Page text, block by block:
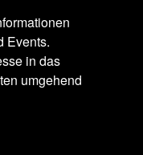
Events.
in das
umgehend